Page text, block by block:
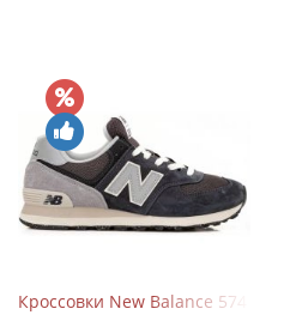
Кроссовки New Balance 574 Grey